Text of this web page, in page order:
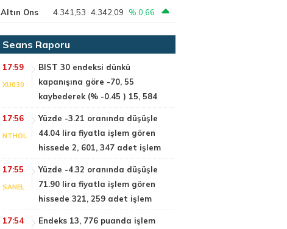
Altın Ons
4.341,53 4.342,09 % 0,66
Seans Raporu
17:59
XU030
BIST 30 endeksi dünkü
kapanışına göre -70, 55
kaybederek (% -0.45 ) 15, 584
17:56
NTHOL
Yüzde -3.21 oranında düşüşle
44.04 lira fiyatla işlem gören
hissede 2, 601, 347 adet işlem
17:55
SANEL
Yüzde -4.32 oranında düşüşle
71.90 lira fiyatla işlem gören
hissede 321, 259 adet işlem
17:54
Endeks 13, 776 puanda işlem